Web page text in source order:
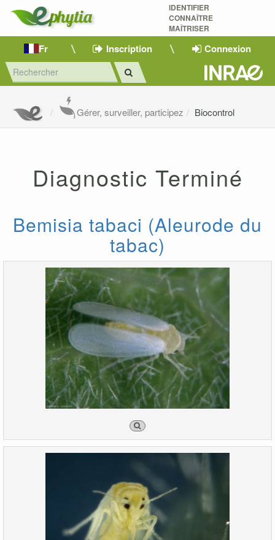
IDENTIFIER
CONNAÎTRE
MAÎTRISER
Fr Inscription Connexion
Gérer, surveiller, participez Biocontrol
Diagnostic Terminé
Bemisia tabaci (Aleurode du
tabac)